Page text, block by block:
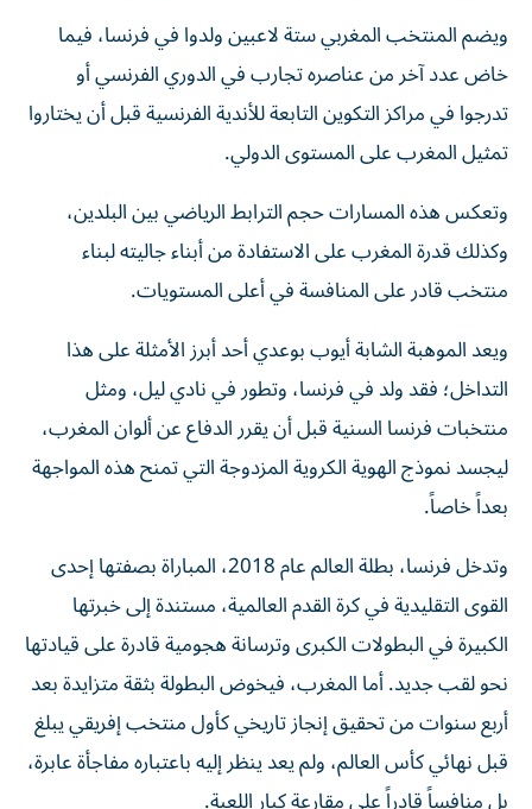
ويضم المنتخب المغربي ستة لاعبين ولدوا في فرنسا، فيما
خاض عدد آخر من عناصره تجارب ⁠في الدوري الفرنسي أو
تدرجوا في مراكز التكوين التابعة للأندية الفرنسية قبل أن يختاروا
تمثيل المغرب على المستوى الدولي.
وتعكس هذه المسارات حجم الترابط الرياضي بين البلدين،
وكذلك قدرة المغرب على الاستفادة من أبناء جاليته لبناء
منتخب قادر على المنافسة في أعلى المستويات.
ويعد الموهبة الشابة أيوب بوعدي أحد أبرز الأمثلة على هذا
التداخل؛ فقد ولد في فرنسا، وتطور في نادي ليل، ومثل
منتخبات فرنسا السنية قبل أن يقرر الدفاع عن ألوان المغرب،
ليجسد نموذج الهوية الكروية المزدوجة التي تمنح هذه المواجهة
بعداً خاصاً.
وتدخل فرنسا، بطلة العالم عام 2018، المباراة بصفتها إحدى
القوى التقليدية في كرة القدم العالمية، مستندة إلى ​خبرتها
الكبيرة في البطولات الكبرى وترسانة هجومية قادرة على قيادتها
نحو لقب جديد. أما المغرب، فيخوض البطولة بثقة متزايدة بعد
أربع ‌سنوات من تحقيق إنجاز تاريخي كأول منتخب إفريقي يبلغ
قبل نهائي كأس العالم، ولم يعد ينظر إليه باعتباره مفاجأة عابرة،